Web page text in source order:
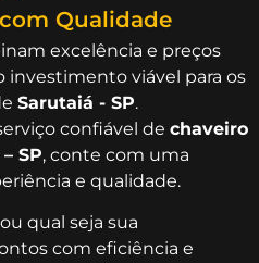
Qualidade
excelência e preços
viável para os
Sarutaiá - SP.
confiável de chaveiro
SP, conte com uma
e qualidade.
qual seja sua
com eficiência e